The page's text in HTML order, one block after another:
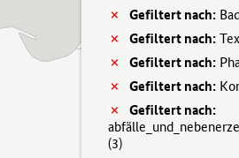
Gefiltert nach:
Gefiltert nach:
Gefiltert nach:
Gefiltert nach:
Gefiltert nach:
(3)